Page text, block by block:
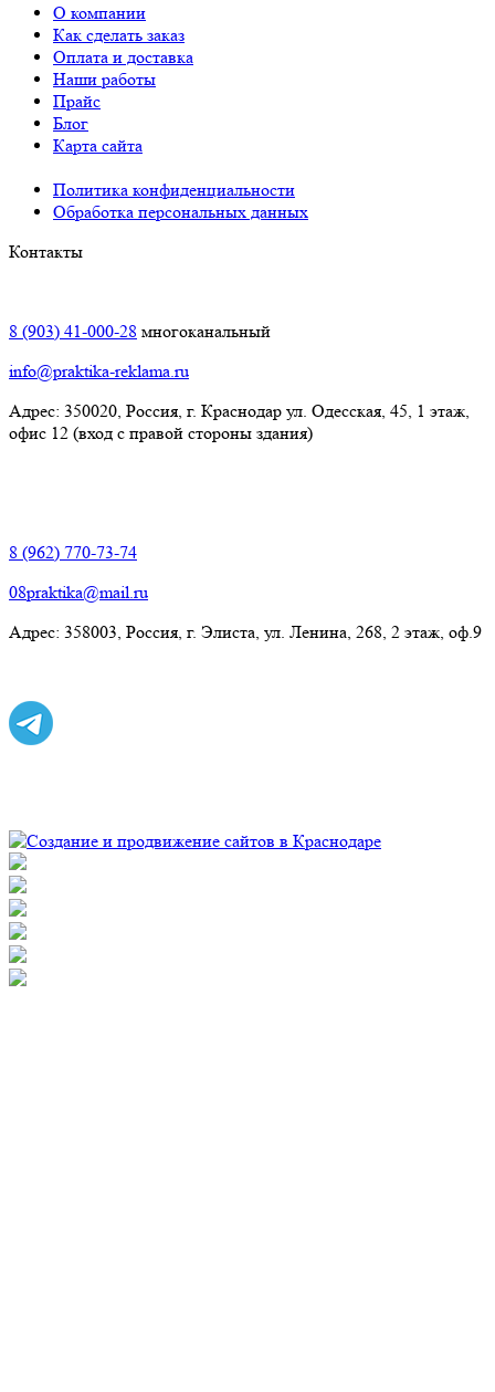
О компании
Как сделать заказ
Оплата и доставка
Наши работы
Прайс
Блог
Карта сайта
Политика конфиденциальности
Обработка персональных данных
Контакты
8 (903) 41-000-28 многоканальный
info@praktika-reklama.ru
Адрес: 350020, Россия, г. Краснодар ул. Одесская, 45, 1 этаж,
офис 12 (вход с правой стороны здания)
8 (962) 770-73-74
08praktika@mail.ru
Адрес:​ 358003, Россия, г. Элиста, ул. Ленина, 268, 2 этаж, оф.9